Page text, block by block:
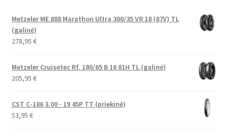
Metzeler ME 888 Marathon Ultra 300/35 VR 18 (87V) TL
(galinė)
278,95 €
Metzeler Cruisetec Rf. 180/65 B 16 81H TL (galinė)
205,95 €
CST C-186 3.00 - 19 45P TT (priekinė)
53,95 €